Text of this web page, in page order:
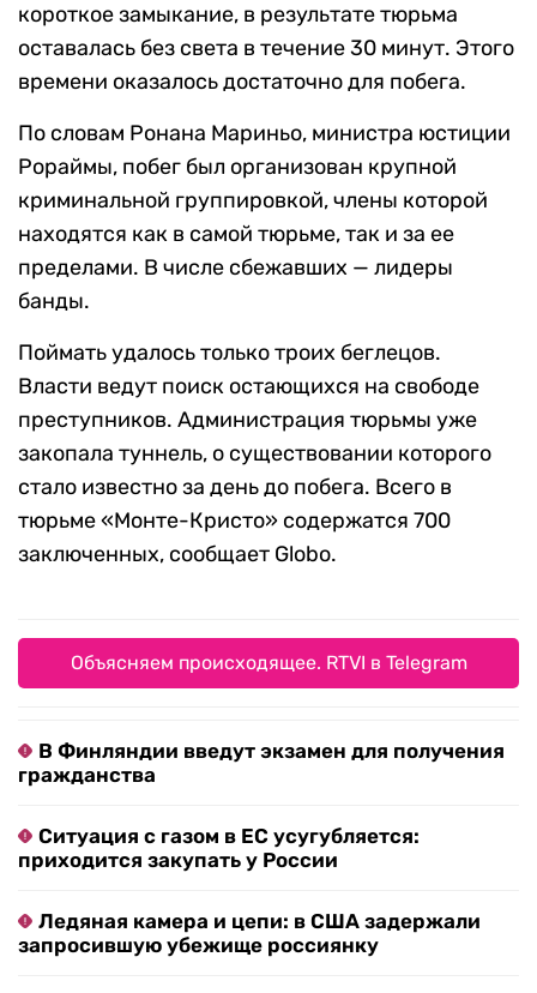
короткое замыкание, в результате тюрьма
оставалась без света в течение 30 минут. Этого
времени оказалось достаточно для побега.
По словам Ронана Мариньо, министра юстиции
Рораймы, побег был организован крупной
криминальной группировкой, члены которой
находятся как в самой тюрьме, так и за ее
пределами. В числе сбежавших — лидеры
банды.
Поймать удалось только троих беглецов.
Власти ведут поиск остающихся на свободе
преступников. Администрация тюрьмы уже
закопала туннель, о существовании которого
стало известно за день до побега. Всего в
тюрьме «Монте-Кристо» содержатся 700
заключенных, сообщает Globo.
Объясняем происходящее. RTVI в Telegram
В Финляндии введут экзамен для получения
гражданства
Ситуация с газом в ЕС усугубляется:
приходится закупать у России
Ледяная камера и цепи: в США задержали
запросившую убежище россиянку